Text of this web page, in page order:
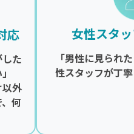
応
た
以外
何
女性スタ
「男性に見られ
性スタッフが丁寧